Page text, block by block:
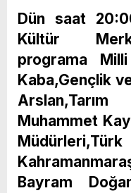
Dün saat
Kültür
programa
Kaba,Gençlik
Muhammet
Bayram